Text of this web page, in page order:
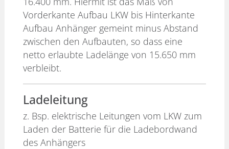
Vorderkante Aufbau LKW bis Hinterkante
Aufbau Anhänger gemeint minus Abstand
zwischen den Aufbauten, so dass eine
netto erlaubte Ladelänge von 15.650 mm
verbleibt.
Ladeleitung
z. Bsp. elektrische Leitungen vom LKW zum
Laden der Batterie für die Ladebordwand
des Anhängers